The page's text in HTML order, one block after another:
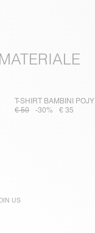
T-SHIRT BAMBINI POJY
€ 50
-30% € 35
US